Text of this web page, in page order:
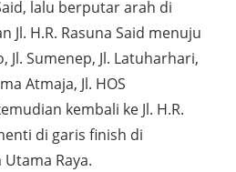
lalu berputar arah di
Jl. H.R. Rasuna Said menuju
Jl. Sumenep, Jl. Latuharhari,
Atmaja, Jl. HOS
kembali ke Jl. H.R.
di garis finish di
Raya.